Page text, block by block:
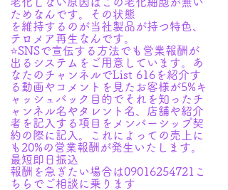
ためなんです。その状態
を維持するのが当社製品が持つ特色、
テロメア再生なんです。
⭐SNSで宣伝する方法でも営業報酬が
出るシステムをご用意しています。あ
なたのチャンネルでList 616を紹介す
る動画やコメントを見たお客様が5%キ
ャッシュバック目的でそれを知ったチ
ャンネル名やタレント名、店舗や紹介
者を記入する項目をメンバーシップ契
約の際に記入。これによっての売上に
も20%の営業報酬が発生いたします。
最短即日振込
報酬を急ぎたい場合は09016254721こ
ちらでご相談に乗ります